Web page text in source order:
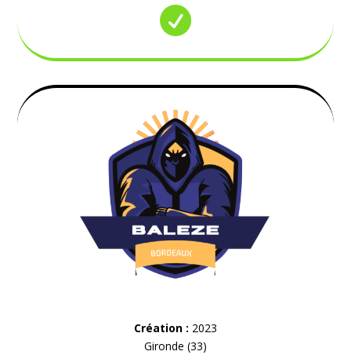

Création : 2023
Gironde (33)